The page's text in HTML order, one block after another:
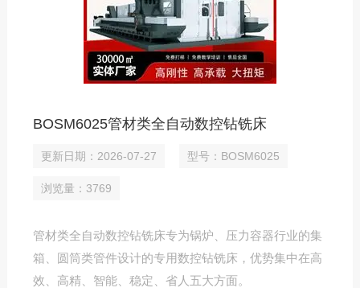
BOSM6025管材类全自动数控钻铣床
更新日期：2026-07-27 型号：BOSM6025
浏览量：3769
管材类全自动数控钻铣床专为锅炉、压力容器行业的集
箱、圆筒类管件设计的专用数控钻铣床，优势集中在高
效、高精、智能、稳定、省人五大方面。